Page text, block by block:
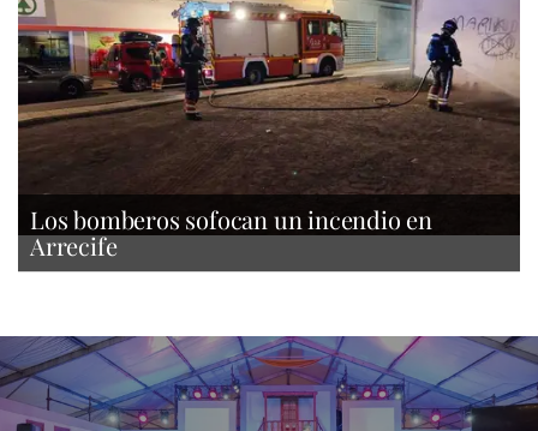
Los bomberos sofocan un incendio en
Arrecife